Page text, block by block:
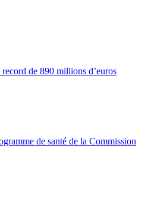
de 890 millions d’euros
de santé de la Commission